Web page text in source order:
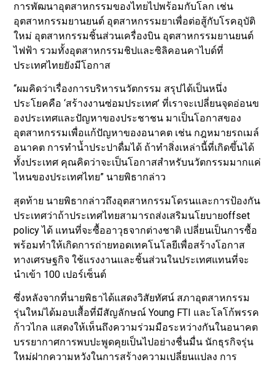
การพัฒนาอุตสาหกรรมของไทยไปพร้อมกับโลก เช่น
อุตสาหกรรมยานยนต์ อุตสาหกรรมยาเพื่อต่อสู้กับโรคอุบัติ
ใหม่ อุตสาหกรรมชิ้นส่วนเครื่องบิน อุตสาหกรรมยานยนต์
ไฟฟ้า รวมทั้งอุตสาหกรรมชิปและซิลิคอนคาไบด์ที่
ประเทศไทยยังมีโอกาส
“ผมคิดว่าเรื่องการบริหารนวัตกรรม สรุปได้เป็นหนึ่ง
ประโยคคือ ‘สร้างงานซ่อมประเทศ’ ที่เราจะเปลี่ยนจุดอ่อนข
องประเทศและปัญหาของประชาชน มาเป็นโอกาสของ
อุตสาหกรรมเพื่อแก้ปัญหาของอนาคต เช่น กฎหมายรถเมล์
อนาคต การทำน้ำประปาดื่มได้ ถ้าทำสิ่งเหล่านี้ที่เกิดขึ้นได้
ทั้งประเทศ คุณคิดว่าจะเป็นโอกาสสำหรับนวัตกรรมมากแค่
ไหนของประเทศไทย” นายพิธากล่าว
สุดท้าย นายพิธากล่าวถึงอุตสาหกรรมโดรนและการป้องกัน
ประเทศว่าถ้าประเทศไทยสามารถส่งเสริมนโยบายoffset
policy ได้ แทนที่จะซื้ออาวุธจากต่างชาติ เปลี่ยนเป็นการซื้อ
พร้อมทำให้เกิดการถ่ายทอดเทคโนโลยีเพื่อสร้างโอกาส
ทางเศรษฐกิจ ใช้แรงงานและชิ้นส่วนในประเทศแทนที่จะ
นำเข้า 100 เปอร์เซ็นต์
ซึ่งหลังจากที่นายพิธาได้แสดงวิสัยทัศน์ สภาอุตสาหกรรม
รุ่นใหม่ได้มอบเสื้อที่มีสัญลักษณ์ Young FTI และโลโก้พรรค
ก้าวไกล แสดงให้เห็นถึงความร่วมมือระหว่างกันในอนาคต
บรรยากาศการพบปะพูดคุยเป็นไปอย่างชื่นมื่น นักธุรกิจรุ่น
ใหม่ฝากความหวังในการสร้างความเปลี่ยนแปลง การ